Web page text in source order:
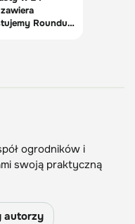
ogrodników i
swoją praktyczną
autorzy